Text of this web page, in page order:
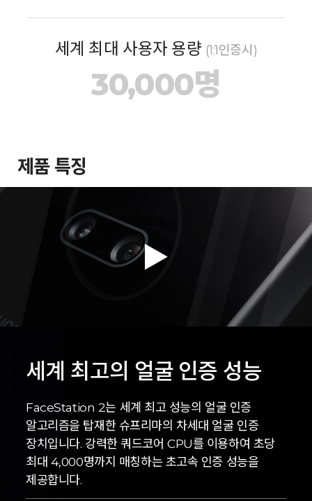
세계 최대 사용자 용량 (1:1인증시)
30,000명
제품 특징
세계 최고의 얼굴 인증 성능
FaceStation 2는 세계 최고 성능의 얼굴 인증
알고리즘을 탑재한 슈프리마의 차세대 얼굴 인증
장치입니다. 강력한 쿼드코어 CPU를 이용하여 초당
최대 4,000명까지 매칭하는 초고속 인증 성능을
제공합니다.